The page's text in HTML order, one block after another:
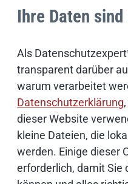
Ihre Daten
Als
transparent darüber
warum verarbeitet
Datenschutzerklärung
dieser Website
kleine Dateien, die
werden. Einige dieser
erforderlich, damit Sie
Künstliche Intelligenz
Open Source
IT Sicherheit
Onlinezugangsgesetz
Cloud